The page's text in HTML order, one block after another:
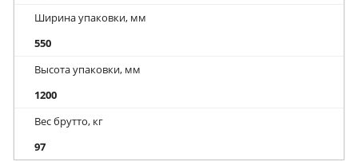
Ширина упаковки, мм
550
Высота упаковки, мм
1200
Вес брутто, кг
97